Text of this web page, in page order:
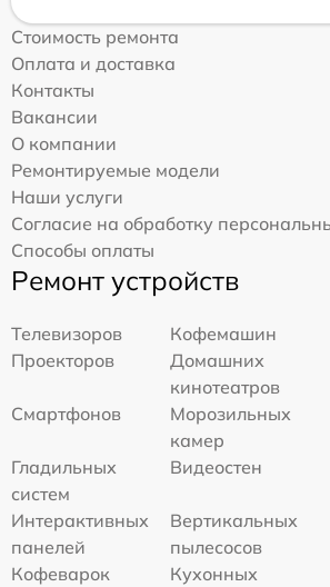
Стоимость ремонта
Оплата и доставка
Контакты
Вакансии
О компании
Ремонтируемые модели
Наши услуги
Согласие на обработку
Способы оплаты
Ремонт устройств
Телевизоров
Кофемашин
Проекторов
Домашних
кинотеатров
Смартфонов
Морозильных
камер
Гладильных
систем
Видеостен
Интерактивных
панелей
Вертикальных
пылесосов
Кофеварок
Кухонных